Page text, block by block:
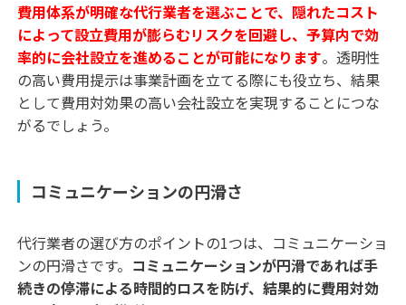
費用体系が明確な代行業者を選ぶことで、隠れたコスト
によって設立費用が膨らむリスクを回避し、予算内で効
率的に会社設立を進めることが可能になります。透明性
の高い費用提示は事業計画を立てる際にも役立ち、結果
として費用対効果の高い会社設立を実現することにつな
がるでしょう。
コミュニケーションの円滑さ
代行業者の選び方のポイントの1つは、コミュニケーショ
ンの円滑さです。 コミュニケーションが円滑であれば手
続きの停滞による時間的ロスを防げ、結果的に費用対効